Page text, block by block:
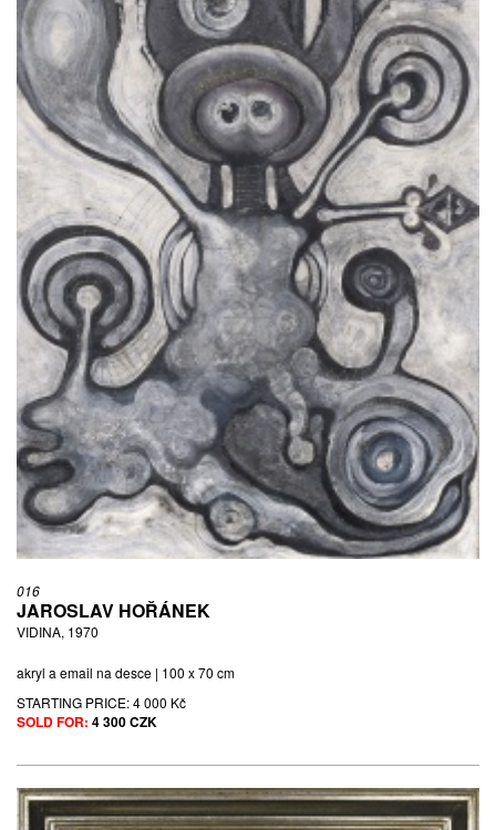
016
JAROSLAV HOŘÁNEK
VIDINA, 1970
akryl a email na desce | 100 x 70 cm
STARTING PRICE:4 000 Kč
SOLD FOR: 4 300 CZK